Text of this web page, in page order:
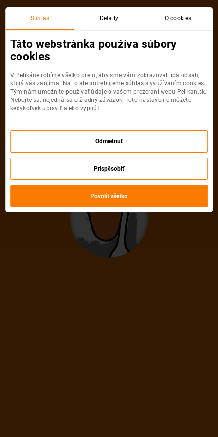
Akciová letenka
už nie je dostupná
Vybrať inú akciovú letenku
Súhlas Detaily O cookies
Táto webstránka používa súbory
cookies
V Pelikáne robíme všetko preto, aby sme vám zobrazovali iba obsah,
ktorý vás zaujíma. Na to ale potrebujeme súhlas s využívaním cookies.
Tým nám umožníte používať údaje o vašom prezeraní webu Pelikan.sk.
Nebojte sa, nejedná sa o žiadny záväzok. Toto nastavenie môžete
kedykoľvek upraviť alebo vypnúť.
Odmietnuť
Prispôsobiť
Povoliť všetko